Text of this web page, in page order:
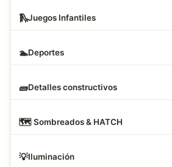
🛝Juegos Infantiles
🏊Deportes
🧱Detalles constructivos
🗺️ Sombreados & HATCH
💡Iluminación